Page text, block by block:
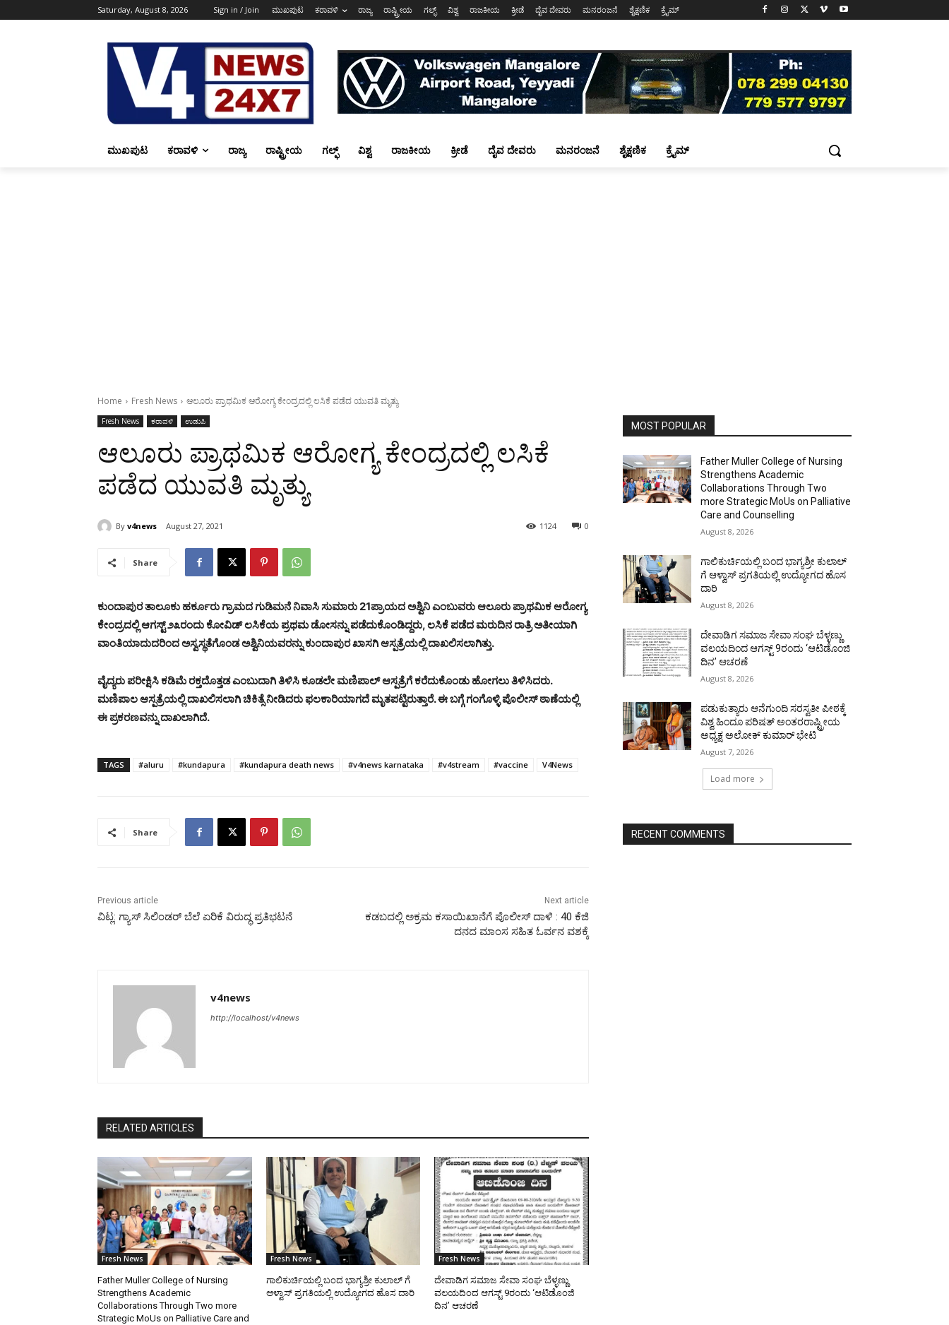
Saturday, August 8, 2026 Sign in / Join ಮುಖಪುಟ ಕರಾವಳಿ ರಾಜ್ಯ ರಾಷ್ಟ್ರೀಯ ಗಲ್ಫ್ ವಿಶ್ವ ರಾಜಕೀಯ ಕ್ರೀಡೆ ದೈವ ದೇವರು ಮನರಂಜನೆ ಶೈಕ್ಷಣಿಕ ಕ್ರೈಮ್
ಮುಖಪುಟ ಕರಾವಳಿ ರಾಜ್ಯ ರಾಷ್ಟ್ರೀಯ ಗಲ್ಫ್ ವಿಶ್ವ ರಾಜಕೀಯ ಕ್ರೀಡೆ ದೈವ ದೇವರು ಮನರಂಜನೆ ಶೈಕ್ಷಣಿಕ ಕ್ರೈಮ್
Home Fresh News ಆಲೂರು ಪ್ರಾಥಮಿಕ ಆರೋಗ್ಯ ಕೇಂದ್ರದಲ್ಲಿ ಲಸಿಕೆ ಪಡೆದ ಯುವತಿ ಮೃತ್ಯು
Fresh News ಕರಾವಳಿ ಉಡುಪಿ
ಆಲೂರು ಪ್ರಾಥಮಿಕ ಆರೋಗ್ಯ ಕೇಂದ್ರದಲ್ಲಿ ಲಸಿಕೆ
ಪಡೆದ ಯುವತಿ ಮೃತ್ಯು
By v4news August 27, 2021 0
1124
Share
ಕುಂದಾಪುರ ತಾಲೂಕು ಹರ್ಕೂರು ಗ್ರಾಮದ ಗುಡಿಮನೆ ನಿವಾಸಿ ಸುಮಾರು 21ಪ್ರಾಯದ ಅಶ್ವಿನಿ ಎಂಬುವರು ಆಲೂರು ಪ್ರಾಥಮಿಕ ಆರೋಗ್ಯ
ಕೇಂದ್ರದಲ್ಲಿ ಆಗಸ್ಟ್ ೨೩ರಂದು ಕೋವಿಡ್ ಲಸಿಕೆಯ ಪ್ರಥಮ ಡೋಸನ್ನು ಪಡೆದುಕೊಂಡಿದ್ದರು, ಲಸಿಕೆ ಪಡೆದ ಮರುದಿನ ರಾತ್ರಿ ಅತೀಯಾಗಿ
ವಾಂತಿಯಾದುದರಿಂದ ಅಸ್ವಸ್ಥತೆಗೊಂಡ ಅಶ್ವಿನಿಯವರನ್ನು ಕುಂದಾಪುರ ಖಾಸಗಿ ಆಸ್ಪತ್ರೆಯಲ್ಲಿ ದಾಖಲಿಸಲಾಗಿತ್ತು.
ವೈದ್ಯರು ಪರೀಕ್ಷಿಸಿ ಕಡಿಮೆ ರಕ್ತದೊತ್ತಡ ಎಂಬುದಾಗಿ ತಿಳಿಸಿ ಕೂಡಲೇ ಮಣಿಪಾಲ್ ಆಸ್ಪತ್ರೆಗೆ ಕರೆದುಕೊಂಡು ಹೋಗಲು ತಿಳಿಸಿದರು.
ಮಣಿಪಾಲ ಆಸ್ಪತ್ರೆಯಲ್ಲಿ ದಾಖಲಿಸಲಾಗಿ ಚಿಕಿತ್ಸೆ ನೀಡಿದರು ಫಲಕಾರಿಯಾಗದೆ ಮೃತಪಟ್ಟಿರುತ್ತಾರೆ. ಈ ಬಗ್ಗೆ ಗಂಗೊಳ್ಳಿ ಪೊಲೀಸ್ ಠಾಣೆಯಲ್ಲಿ
ಈ ಪ್ರಕರಣವನ್ನು ದಾಖಲಾಗಿದೆ.
TAGS #aluru #kundapura #kundapura death news #v4news karnataka #v4stream #vaccine V4News
Share
Previous article
ವಿಟ್ಲ: ಗ್ಯಾಸ್ ಸಿಲಿಂಡರ್ ಬೆಲೆ ಏರಿಕೆ ವಿರುದ್ಧ ಪ್ರತಿಭಟನೆ
Next article
ಕಡಬದಲ್ಲಿ ಅಕ್ರಮ ಕಸಾಯಿಖಾನೆಗೆ ಪೊಲೀಸ್ ದಾಳಿ : 40 ಕೆಜಿ
ದನದ ಮಾಂಸ ಸಹಿತ ಓರ್ವನ ವಶಕ್ಕೆ
v4news
http://localhost/v4news
RELATED ARTICLES
Fresh News
Father Muller College of Nursing
Strengthens Academic
Collaborations Through Two more
Strategic MoUs on Palliative Care and
Fresh News
ಗಾಲಿಕುರ್ಚಿಯಲ್ಲಿ ಬಂದ ಭಾಗ್ಯಶ್ರೀ ಕುಲಾಲ್ ಗೆ
ಆಳ್ವಾಸ್ ಪ್ರಗತಿಯಲ್ಲಿ ಉದ್ಯೋಗದ ಹೊಸ ದಾರಿ
Fresh News
ದೇವಾಡಿಗ ಸಮಾಜ ಸೇವಾ ಸಂಘ ಬೆಳ್ಳಣ್ಣು
ವಲಯದಿಂದ ಆಗಸ್ಟ್ 9ರಂದು ‘ಆಟಿಡೊಂಜಿ
ದಿನ’ ಆಚರಣೆ
MOST POPULAR
Father Muller College of Nursing
Strengthens Academic
Collaborations Through Two
more Strategic MoUs on Palliative
Care and Counselling
August 8, 2026
ಗಾಲಿಕುರ್ಚಿಯಲ್ಲಿ ಬಂದ ಭಾಗ್ಯಶ್ರೀ ಕುಲಾಲ್
ಗೆ ಆಳ್ವಾಸ್ ಪ್ರಗತಿಯಲ್ಲಿ ಉದ್ಯೋಗದ ಹೊಸ
ದಾರಿ
August 8, 2026
ದೇವಾಡಿಗ ಸಮಾಜ ಸೇವಾ ಸಂಘ ಬೆಳ್ಳಣ್ಣು
ವಲಯದಿಂದ ಆಗಸ್ಟ್ 9ರಂದು ‘ಆಟಿಡೊಂಜಿ
ದಿನ’ ಆಚರಣೆ
August 8, 2026
ಪಡುಕುತ್ಯಾರು ಆನೆಗುಂದಿ ಸರಸ್ವತೀ ಪೀಠಕ್ಕೆ
ವಿಶ್ವ ಹಿಂದೂ ಪರಿಷತ್ ಅಂತರರಾಷ್ಟ್ರೀಯ
ಅಧ್ಯಕ್ಷ ಅಲೋಕ್ ಕುಮಾರ್ ಭೇಟಿ
August 7, 2026
Load more
RECENT COMMENTS